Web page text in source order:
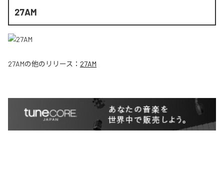
27AM
27AMの他のリリース： 27AM